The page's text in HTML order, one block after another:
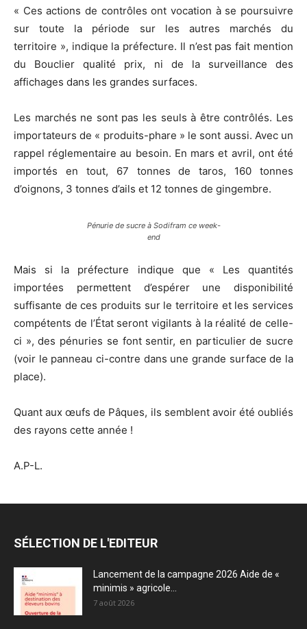
« Ces actions de contrôles ont vocation à se poursuivre
sur toute la période sur les autres marchés du
territoire », indique la préfecture. Il n’est pas fait mention
du Bouclier qualité prix, ni de la surveillance des
affichages dans les grandes surfaces.
Les marchés ne sont pas les seuls à être contrôlés. Les
importateurs de « produits-phare » le sont aussi. Avec un
rappel réglementaire au besoin. En mars et avril, ont été
importés en tout, 67 tonnes de taros, 160 tonnes
d’oignons, 3 tonnes d’ails et 12 tonnes de gingembre.
Pénurie de sucre à Sodifram ce week-
end
Mais si la préfecture indique que « Les quantités
importées permettent d’espérer une disponibilité
suffisante de ces produits sur le territoire et les services
compétents de l’État seront vigilants à la réalité de celle-
ci », des pénuries se font sentir, en particulier de sucre
(voir le panneau ci-contre dans une grande surface de la
place).
Quant aux œufs de Pâques, ils semblent avoir été oubliés
des rayons cette année !
A.P-L.
SÉLECTION DE L'EDITEUR
Lancement de la campagne 2026 Aide de «
minimis » agricole...
7 août 2026